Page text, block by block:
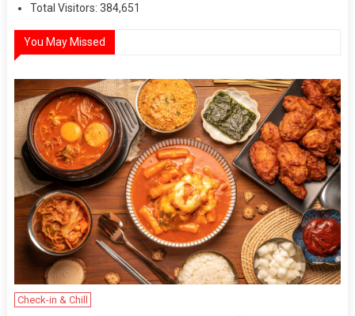
Total Visitors: 384,651
You May Missed
Check-in & Chill